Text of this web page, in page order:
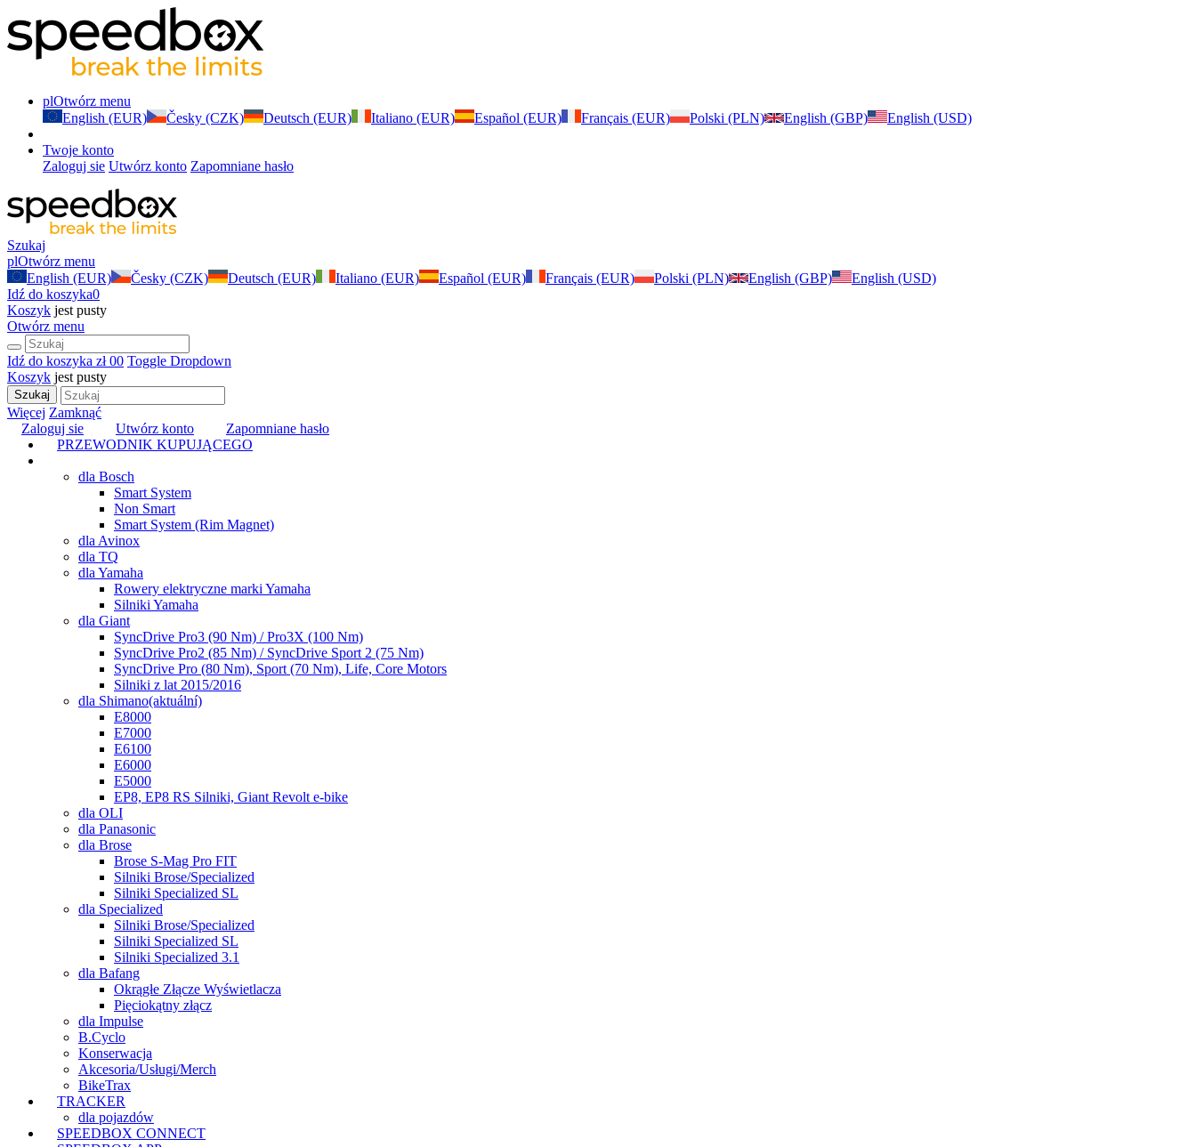
plOtwórz menu
English (EUR)
Česky (CZK) Deutsch (EUR) Italiano (EUR) Español (EUR) Français (EUR) Polski (PLN) English (GBP) English (USD)
Twoje konto
Zaloguj sie Utwórz konto Zapomniane hasło
Szukaj
plOtwórz menu
English (EUR)
Česky (CZK) Deutsch (EUR) Italiano (EUR) Español (EUR) Français (EUR) Polski (PLN) English (GBP)
English (USD)
Idź do koszyka0
Koszyk jest pusty
Otwórz menu
Idź do koszyka zł 00 Toggle Dropdown
Koszyk jest pusty
Szukaj
Więcej Zamknąć
Zaloguj sie
Utwórz konto
Zapomniane hasło
PRZEWODNIK KUPUJĄCEGO
dla Bosch
Smart System
Non Smart
Smart System (Rim Magnet)
dla Avinox
dla TQ
dla Yamaha
Rowery elektryczne marki Yamaha
Silniki Yamaha
dla Giant
SyncDrive Pro3 (90 Nm) / Pro3X (100 Nm)
SyncDrive Pro2 (85 Nm) / SyncDrive Sport 2 (75 Nm)
SyncDrive Pro (80 Nm), Sport (70 Nm), Life, Core Motors
Silniki z lat 2015/2016
dla Shimano(aktuální)
E8000
E7000
E6100
E6000
E5000
EP8, EP8 RS Silniki, Giant Revolt e-bike
dla OLI
dla Panasonic
dla Brose
Brose S-Mag Pro FIT
Silniki Brose/Specialized
Silniki Specialized SL
dla Specialized
Silniki Brose/Specialized
Silniki Specialized SL
Silniki Specialized 3.1
dla Bafang
Okrągłe Złącze Wyświetlacza
Pięciokątny złącz
dla Impulse
B.Cyclo
Konserwacja
Akcesoria/Usługi/Merch
BikeTrax
TRACKER
dla pojazdów
SPEEDBOX CONNECT